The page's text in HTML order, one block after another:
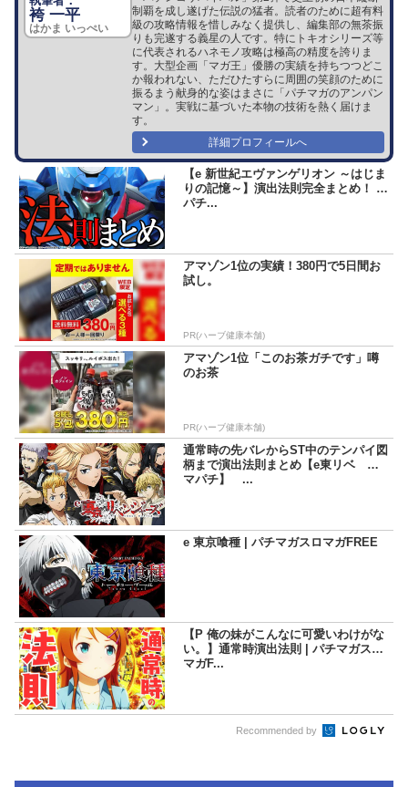
袴 一平
はかま いっぺい
制覇を成し遂げた伝説の猛者。読者のために超有料
級の攻略情報を惜しみなく提供し、編集部の無茶振
りも完遂する義星の人です。特にトキオシリーズ等
に代表されるハネモノ攻略は極高の精度を誇りま
す。大型企画「マガ王」優勝の実績を持ちつつどこ
か報われない、ただひたすらに周囲の笑顔のために
振るまう献身的な姿はまさに「パチマガのアンパン
マン」。実戦に基づいた本物の技術を熱く届けま
す。
詳細プロフィールへ
【e 新世紀エヴァンゲリオン ～はじま
りの記憶～】演出法則完全まとめ！ |
パチ...
アマゾン1位の実績！380円で5日間お
試し。
PR(ハーブ健康本舗)
アマゾン1位「このお茶ガチです」噂
のお茶
PR(ハーブ健康本舗)
通常時の先バレからST中のテンパイ図
柄まで演出法則まとめ【e東リベ ス
マパチ】 ...
e 東京喰種 | パチマガスロマガFREE
【P 俺の妹がこんなに可愛いわけがな
い。】通常時演出法則 | パチマガスロ
マガF...
Recommended by